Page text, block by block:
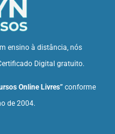
ensino à distância, nós
Digital gratuito.
Online Livres” conforme
de 2004.